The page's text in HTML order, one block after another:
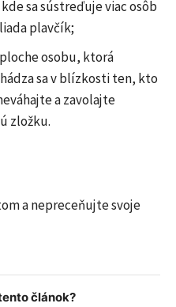
sa sústreďuje viac osôb
plavčík;
osobu, ktorá
sa v blízkosti ten, kto
a zavolajte
zložku.
a nepreceňujte svoje
článok?